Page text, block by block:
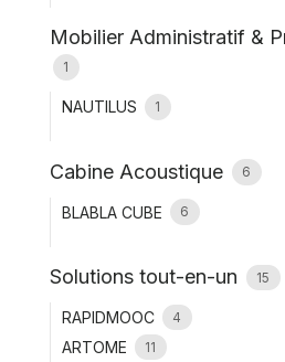
Mobilier Administratif &
1
NAUTILUS 1
Cabine Acoustique 6
BLABLA CUBE 6
Solutions tout-en-un 15
RAPIDMOOC 4
ARTOME 11